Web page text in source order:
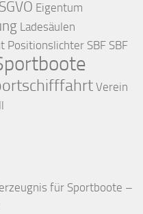
Eigentum
Ladesäulen
Positionslichter SBF SBF
Verein
für Sportboote –